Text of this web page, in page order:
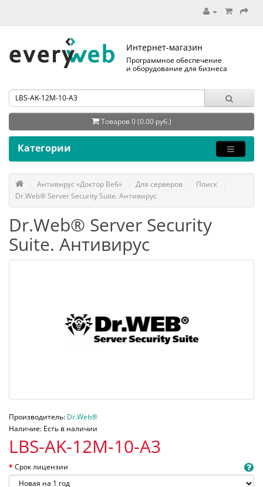
Интернет-магазин
Программное обеспечение
и оборудование для бизнеса
Товаров 0 (0.00 руб.)
Категории
Антивирус «Доктор Веб» Для серверов
Поиск
Dr.Web® Server Security Suite. Антивирус
Dr.Web® Server Security
Suite. Антивирус
Производитель: Dr.Web®
Наличие: Есть в наличии
LBS-AK-12M-10-A3
Срок лицензии